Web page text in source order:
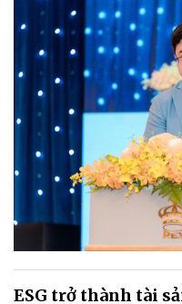
ESG trở thành tài